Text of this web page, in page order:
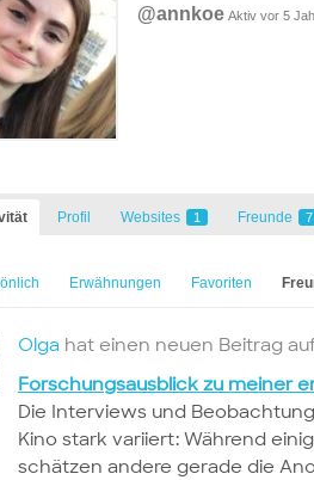
@annkoe Aktiv vor 5
Profil Websites 1 Freunde 7
Erwähnungen Favoriten
Olga hat einen neuen Beitrag
Forschungsausblick zu meiner
Die Interviews und
Kino stark variiert: Während
schätzen andere gerade die